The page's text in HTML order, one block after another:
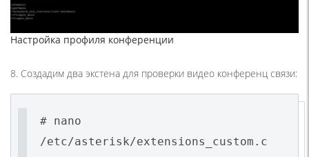
Настройка профиля конференции
8. Создадим два экстена для проверки видео конференц связи:
# nano
/etc/asterisk/extensions_custom.c